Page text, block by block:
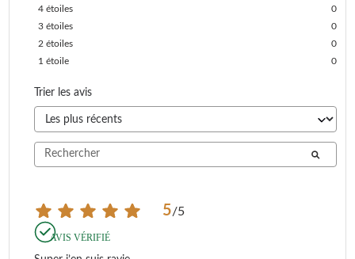
4 étoiles
0
3 étoiles
0
2 étoiles
0
1 étoile 0
Trier les avis
5/5
AVIS VÉRIFIÉ